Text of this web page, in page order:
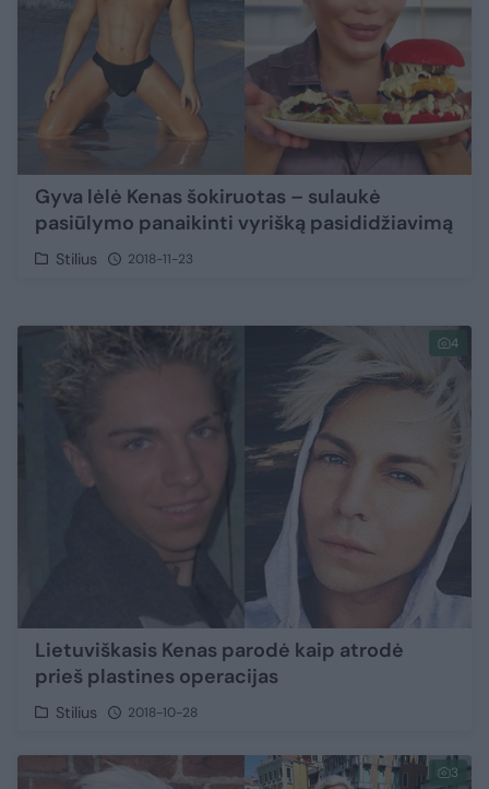
Gyva lėlė Kenas šokiruotas – sulaukė
pasiūlymo panaikinti vyrišką pasididžiavimą
Stilius 2018-11-23
4
Lietuviškasis Kenas parodė kaip atrodė
prieš plastines operacijas
Stilius 2018-10-28
3